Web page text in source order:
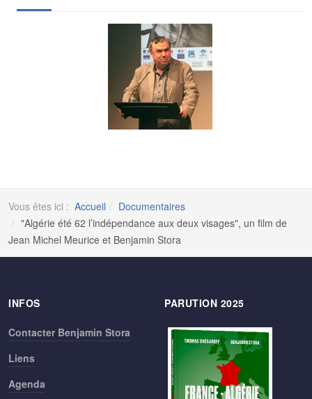
Vous êtes ici : Accueil
Documentaires
"Algérie été 62 l’indépendance aux deux visages", un film de
Jean Michel Meurice et Benjamin Stora
INFOS
Contacter Benjamin Stora
Liens
Agenda
PARUTION 2025